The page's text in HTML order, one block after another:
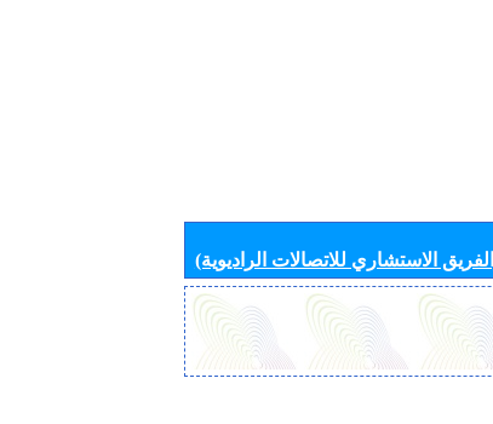
الاستشاري للاتصالات الراديوية)